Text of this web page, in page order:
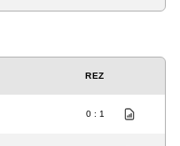
REZ
0 : 1